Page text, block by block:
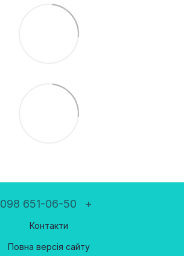
098 651-06-50 +
Контакти
Повна версія сайту